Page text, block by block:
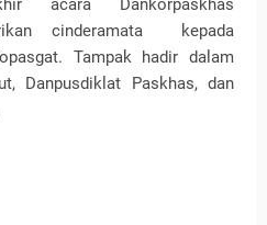
acara Dankorpaskhas
cinderamata kepada
Tampak hadir dalam
Danpusdiklat Paskhas, dan